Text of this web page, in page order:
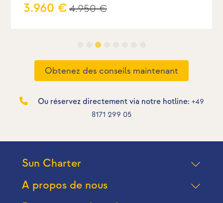
3.960 €4.950 €
Obtenez des conseils maintenant
Ou réservez directement via notre hotline: +49
8171 299 05
Sun Charter
A propos de nous